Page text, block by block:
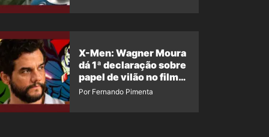
X-Men: Wagner Moura
dá 1ª declaração sobre
papel de vilão no filme
da Marvel
Por Fernando Pimenta